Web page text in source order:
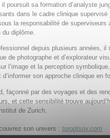
il poursuit sa formation d’analyste
dans le cadre clinique
la responsabilité de
du diplôme.
depuis plusieurs années, il
de photographe et d’explorateur
l’image et la perception
d’informer son approche clinique en
façonné par des voyages et des
et cette sensibilité trouve
de Zurich.
son univers :toroptsov.com